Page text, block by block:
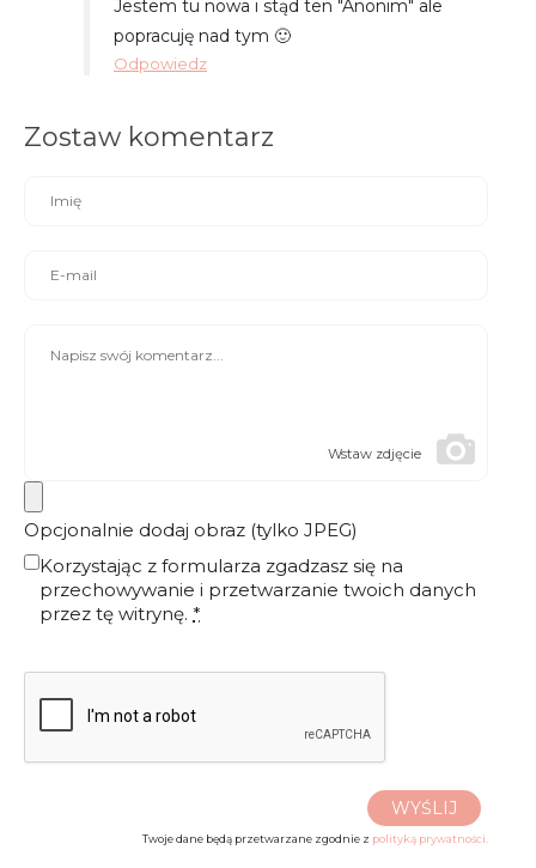
Jestem tu nowa i stąd ten "Anonim" ale
popracuję nad tym 🙂
Odpowiedz
Zostaw komentarz
Wstaw zdjęcie
Opcjonalnie dodaj obraz (tylko JPEG)
Korzystając z formularza zgadzasz się na
przechowywanie i przetwarzanie twoich danych
przez tę witrynę. *
WYŚLIJ
Twoje dane będą przetwarzane zgodnie z polityką prywatności.